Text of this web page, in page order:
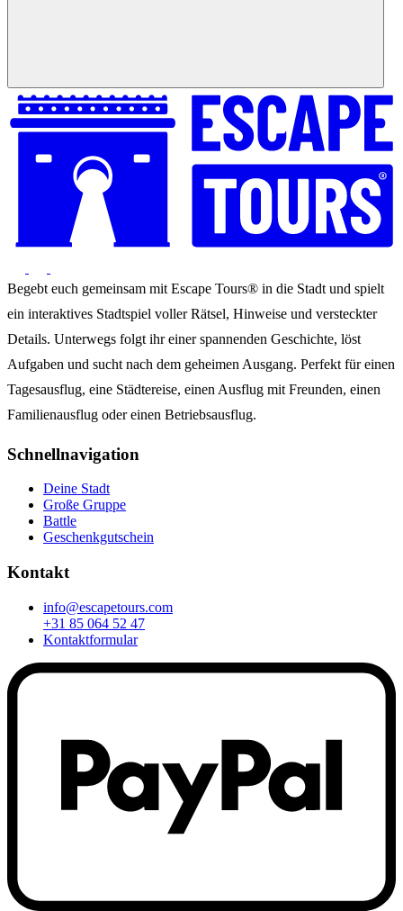
Begebt euch gemeinsam mit Escape Tours® in die Stadt und spielt
ein interaktives Stadtspiel voller Rätsel, Hinweise und versteckter
Details. Unterwegs folgt ihr einer spannenden Geschichte, löst
Aufgaben und sucht nach dem geheimen Ausgang. Perfekt für einen
Tagesausflug, eine Städtereise, einen Ausflug mit Freunden, einen
Familienausflug oder einen Betriebsausflug.
Schnellnavigation
Deine Stadt
Große Gruppe
Battle
Geschenkgutschein
Kontakt
info@escapetours.com
+31 85 064 52 47
Kontaktformular